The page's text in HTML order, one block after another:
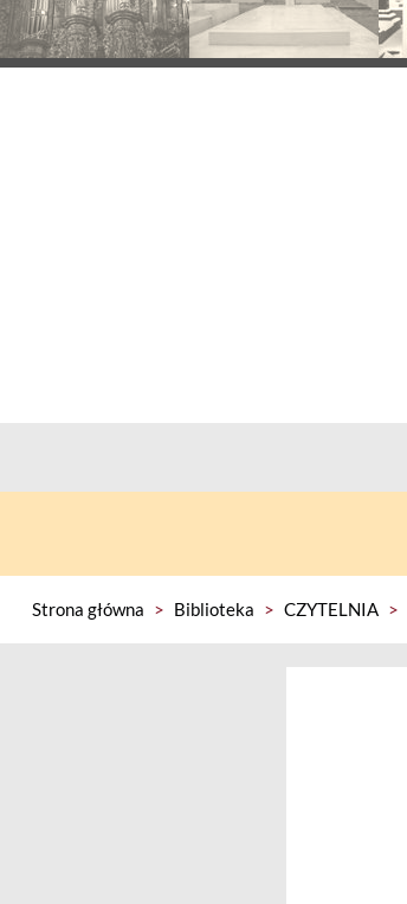
Strona główna > Biblioteka > CZYTELNIA >